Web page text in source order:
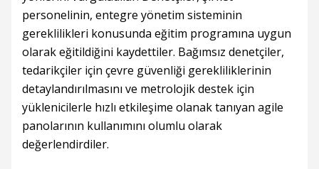
personelinin, entegre yönetim sisteminin
gereklilikleri konusunda eğitim programına uygun
olarak eğitildiğini kaydettiler. Bağımsız denetçiler,
tedarikçiler için çevre güvenliği gerekliliklerinin
detaylandırılmasını ve metrolojik destek için
yüklenicilerle hızlı etkileşime olanak tanıyan agile
panolarının kullanımını olumlu olarak
değerlendirdiler.